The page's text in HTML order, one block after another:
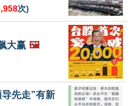
次)
大赢 🖼️
先走”有新